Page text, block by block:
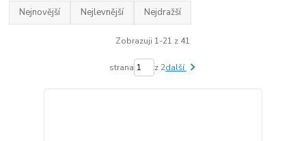
Nejnovější Nejlevnější Nejdražší
Zobrazuji 1-21 z 41
strana z 2další